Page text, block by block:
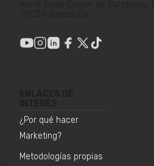
¿Por qué hacer
Marketing?
Metodologías propias